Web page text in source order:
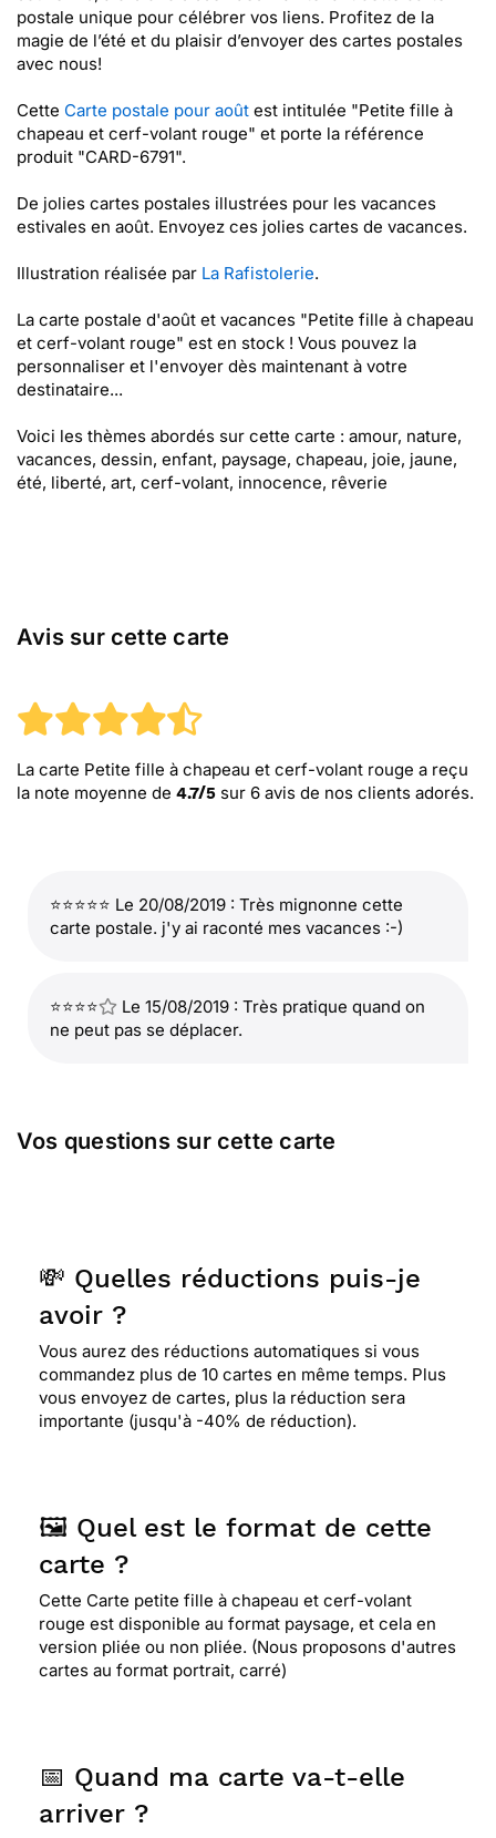
postale unique pour célébrer vos liens. Profitez de la
magie de l’été et du plaisir d’envoyer des cartes postales
avec nous!
Cette Carte postale pour août est intitulée "Petite fille à
chapeau et cerf-volant rouge" et porte la référence
produit "CARD-6791".
De jolies cartes postales illustrées pour les vacances
estivales en août. Envoyez ces jolies cartes de vacances.
Illustration réalisée par La Rafistolerie.
La carte postale d'août et vacances "Petite fille à chapeau
et cerf-volant rouge" est en stock ! Vous pouvez la
personnaliser et l'envoyer dès maintenant à votre
destinataire...
Voici les thèmes abordés sur cette carte : amour, nature,
vacances, dessin, enfant, paysage, chapeau, joie, jaune,
été, liberté, art, cerf-volant, innocence, rêverie
Avis sur cette carte
La carte Petite fille à chapeau et cerf-volant rouge a reçu
la note moyenne de 4.7/5 sur 6 avis de nos clients adorés.
⭐⭐⭐⭐⭐ Le 20/08/2019 : Très mignonne cette
carte postale. j'y ai raconté mes vacances :-)
⭐⭐⭐⭐
Le 15/08/2019 : Très pratique quand on
ne peut pas se déplacer.
Vos questions sur cette carte
💸 Quelles réductions puis-je
avoir ?
Vous aurez des réductions automatiques si vous
commandez plus de 10 cartes en même temps. Plus
vous envoyez de cartes, plus la réduction sera
importante (jusqu'à -40% de réduction).
🖼️ Quel est le format de cette
carte ?
Cette Carte petite fille à chapeau et cerf-volant
rouge est disponible au format paysage, et cela en
version pliée ou non pliée. (Nous proposons d'autres
cartes au format portrait, carré)
📅 Quand ma carte va-t-elle
arriver ?